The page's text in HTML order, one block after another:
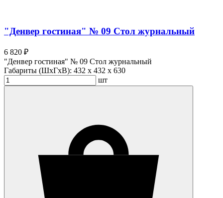
"Денвер гостиная" № 09 Стол журнальный
6 820 ₽
"Денвер гостиная" № 09 Стол журнальный
Габариты (ШхГхВ): 432 x 432 x 630
шт